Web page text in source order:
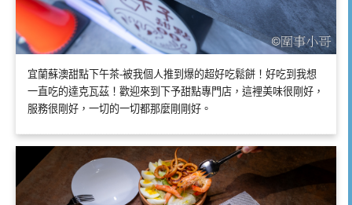
宜蘭蘇澳甜點下午茶-被我個人推到爆的超好吃鬆餅！好吃到我想
一直吃的達克瓦茲！歡迎來到下予甜點專門店，這裡美味很剛好，
服務很剛好，一切的一切都那麼剛剛好。